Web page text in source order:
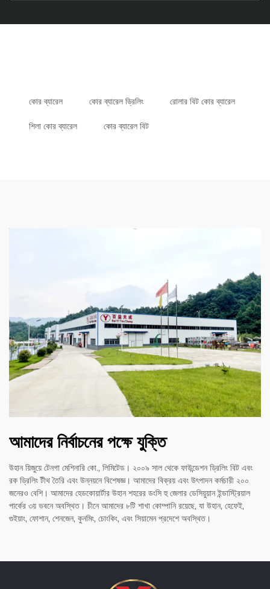
কোর ব্যারেল কোর ব্যারেল ড্রিলিং রোলার বিট কোর ব্যারেল
শিলা কোর ব্যারেল কোর ব্যারেল বিট
আমাদের নির্বাচনের পক্ষে যুক্তি
উহান য়িজুয়ে টেনগা মেশিনারি কো., লিমিটেড। ২০০৯ সাল থেকে ফাউন্ডেশন ড্রিলিং বিট এবং
রক ড্রিলিং টীথ তৈরি এবং উন্নয়নে বিশেষজ্ঞ। আমাদের বিক্রয় এবং উৎপাদন কর্মচারী ২০০
জনেরও বেশি। আমাদের হেডকোয়ার্টার উহান শহরের ডংসি হু জেলার ডেসিয়ুয়ান ইন্ডাস্ট্রিয়াল
পার্কের ৩য় ভবনে অবস্থিত। চীনে আমাদের ৮টি শাখা কোম্পানি রয়েছে, যা উহান, হেফেই,
গুইয়াং, ফোশান, শেনজেন, কুনমিং, চোংকিং, এবং সিয়ামেন প্রদেশে অবস্থিত।